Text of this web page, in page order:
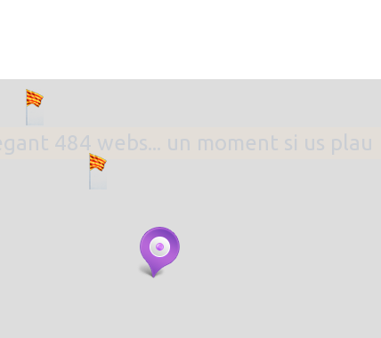
484 webs... un moment si us plau